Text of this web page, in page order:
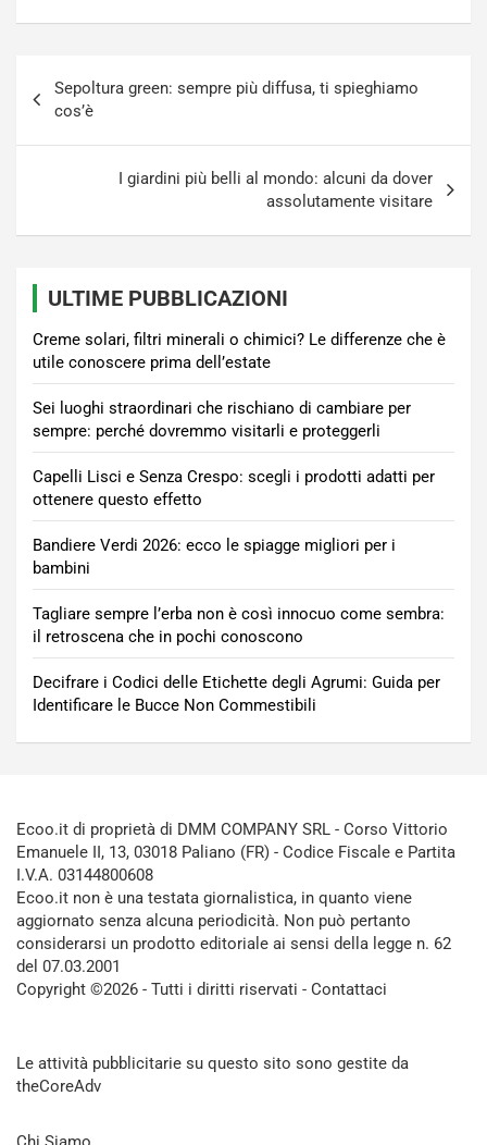
articoli
Sepoltura green: sempre più diffusa, ti spieghiamo
cos’è
I giardini più belli al mondo: alcuni da dover
assolutamente visitare
ULTIME PUBBLICAZIONI
Creme solari, filtri minerali o chimici? Le differenze che è
utile conoscere prima dell’estate
Sei luoghi straordinari che rischiano di cambiare per
sempre: perché dovremmo visitarli e proteggerli
Capelli Lisci e Senza Crespo: scegli i prodotti adatti per
ottenere questo effetto
Bandiere Verdi 2026: ecco le spiagge migliori per i
bambini
Tagliare sempre l’erba non è così innocuo come sembra:
il retroscena che in pochi conoscono
Decifrare i Codici delle Etichette degli Agrumi: Guida per
Identificare le Bucce Non Commestibili
Ecoo.it di proprietà di DMM COMPANY SRL - Corso Vittorio
Emanuele II, 13, 03018 Paliano (FR) - Codice Fiscale e Partita
I.V.A. 03144800608
Ecoo.it non è una testata giornalistica, in quanto viene
aggiornato senza alcuna periodicità. Non può pertanto
considerarsi un prodotto editoriale ai sensi della legge n. 62
del 07.03.2001
Copyright ©2026 - Tutti i diritti riservati - Contattaci
Le attività pubblicitarie su questo sito sono gestite da
theCoreAdv